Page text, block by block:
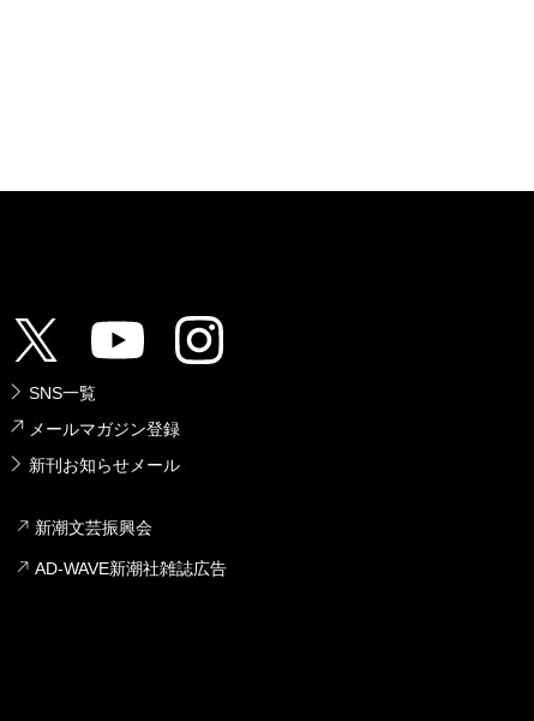
SNS一覧
メールマガジン登録
新刊お知らせメール
新潮文芸振興会
AD-WAVE新潮社雑誌広告